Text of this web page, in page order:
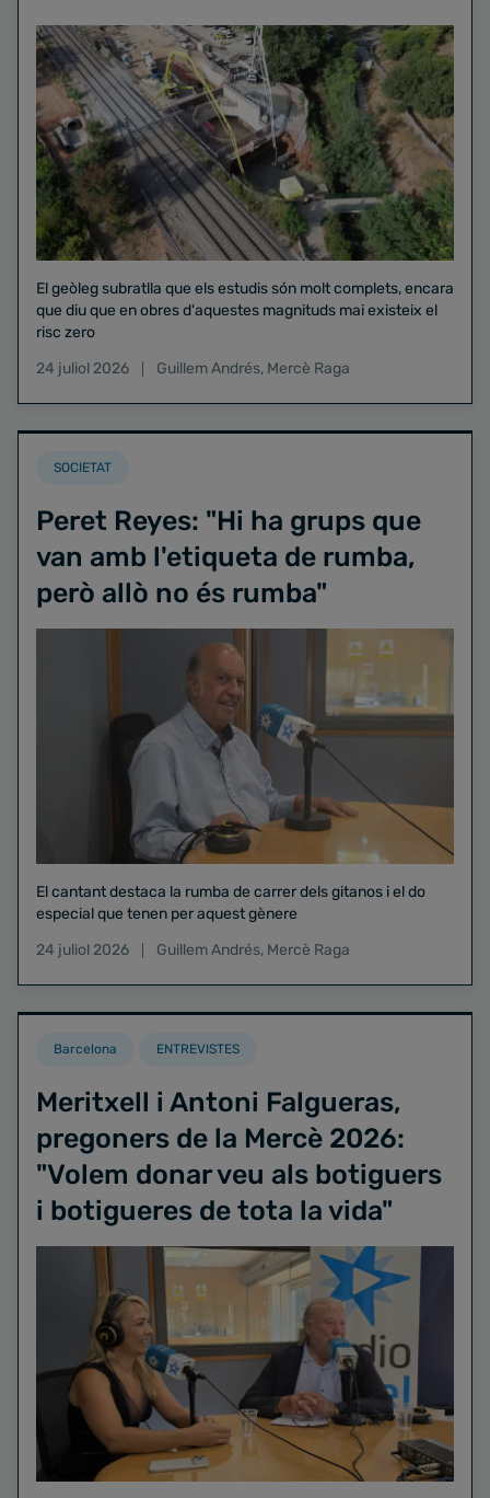
El geòleg subratlla que els estudis són molt complets, encara
que diu que en obres d'aquestes magnituds mai existeix el
risc zero
24 juliol 2026
Guillem Andrés, Mercè Raga
SOCIETAT
Peret Reyes: "Hi ha grups que
van amb l'etiqueta de rumba,
però allò no és rumba"
El cantant destaca la rumba de carrer dels gitanos i el do
especial que tenen per aquest gènere
24 juliol 2026
Guillem Andrés, Mercè Raga
Barcelona ENTREVISTES
Meritxell i Antoni Falgueras,
pregoners de la Mercè 2026:
"Volem donar veu als botiguers
i botigueres de tota la vida"